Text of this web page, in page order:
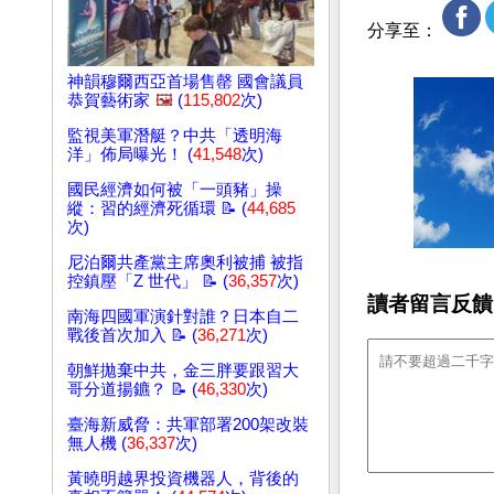
神韻穆爾西亞首場售罄 國會議員
恭賀藝術家 🖼️ (115,802次)
監視美軍潛艇？中共「透明海
洋」佈局曝光！ (41,548次)
國民經濟如何被「一頭豬」操
縱：習的經濟死循環 📝 (44,685
次)
尼泊爾共產黨主席奧利被捕 被指
控鎮壓「Z 世代」 📝 (36,357次)
南海四國軍演針對誰？日本自二
戰後首次加入 📝 (36,271次)
朝鮮拋棄中共，金三胖要跟習大
哥分道揚鑣？ 📝 (46,330次)
臺海新威脅：共軍部署200架改裝
無人機 (36,337次)
黃曉明越界投資機器人，背後的
分享至：
讀者留言反